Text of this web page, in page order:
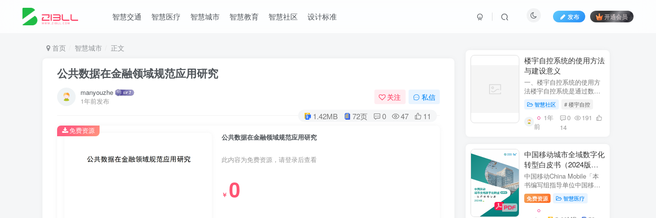
智慧交通 智慧医疗 智慧城市 智慧教育 智慧社区 设计标准 发布 开通会员
首页 智慧城市 正文
公共数据在金融领域规范应用研究
manyouzhe
1年前发布
关注 私信
1.42MB 72页 0 47 11
公共数据在金融领域规范应用研究
此内容为免费资源，请登录后查看
￥ 0
免费资源
​​楼宇自控系统的使用方法
与建设意义​
一、楼宇自控系统的使用方
法​​楼宇自控系统是通过数字
化、自动化技术对建筑内机
电设备（如暖通空调、照
明、电梯、给排水等）进行
集中监控、管理和优化运行
智慧社区 # 楼宇自控
1年
前
0
191
14
中国移动城市全域数字化
转型白皮书（2024版）-
医疗保障分册
中国移动China Mobile「本
书编写组指导单位中国移动
集团公司政企事业部编写单
位中移系统集成有限公司主
编李双佶、丁静、杨勇、赵
免费资源 智慧医疗